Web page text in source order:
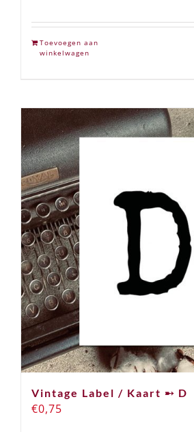
Toevoegen aan
winkelwagen
Vintage Label / Kaart ➸ D
€0,75